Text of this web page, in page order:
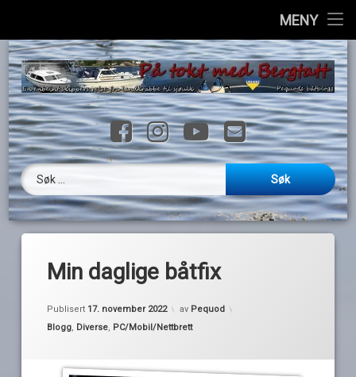
MENY
Info
Havner
Ressurser
Loggbok
Videoer
Kontakt
English
til
FacebookInstagramYouTube
E-post
Søk etter:
Min daglige båtfix
Publisert 17. november 2022 av Pequod
Kategorier:
Blogg, Diverse, PC/Mobil/Nettbrett